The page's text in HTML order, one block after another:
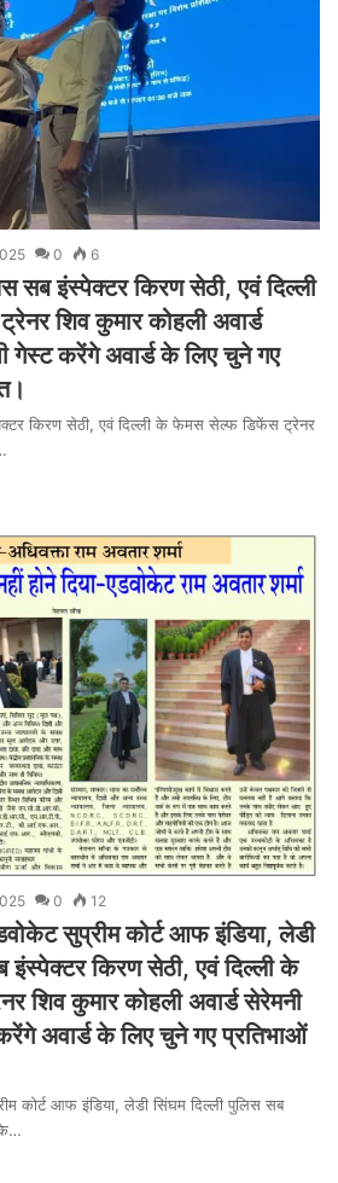
0 6
सब इंस्पेक्टर किरण सेठी, एवं दिल्ली
शिव कुमार कोहली अवार्ड
गेस्ट करेंगे अवार्ड के लिए चुने गए
किरण सेठी, एवं दिल्ली के फेमस सेल्फ डिफेंस ट्रेनर
0 12
सुप्रीम कोर्ट आफ इंडिया, लेडी
इंस्पेक्टर किरण सेठी, एवं दिल्ली के
शिव कुमार कोहली अवार्ड सेरेमनी
अवार्ड के लिए चुने गए प्रतिभाओं
कोर्ट आफ इंडिया, लेडी सिंघम दिल्ली पुलिस सब
के…